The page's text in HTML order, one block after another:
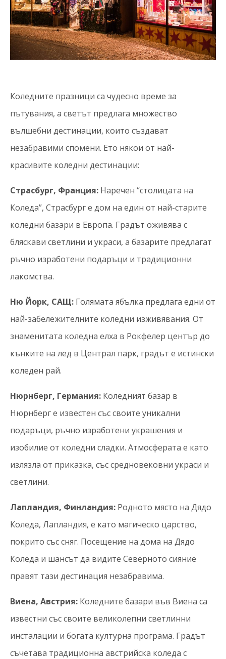
Коледните празници са чудесно време за
пътувания, а светът предлага множество
вълшебни дестинации, които създават
незабравими спомени. Ето някои от най-
красивите коледни дестинации:
Страсбург, Франция: Наречен “столицата на
Коледа”, Страсбург е дом на един от най-старите
коледни базари в Европа. Градът оживява с
бляскави светлини и украси, а базарите предлагат
ръчно изработени подаръци и традиционни
лакомства.
Ню Йорк, САЩ: Голямата ябълка предлага едни от
най-забележителните коледни изживявания. От
знаменитата коледна елха в Рокфелер център до
кънките на лед в Централ парк, градът е истински
коледен рай.
Нюрнберг, Германия: Коледният базар в
Нюрнберг е известен със своите уникални
подаръци, ръчно изработени украшения и
изобилие от коледни сладки. Атмосферата е като
излязла от приказка, със средновековни украси и
светлини.
Лапландия, Финландия: Родното място на Дядо
Коледа, Лапландия, е като магическо царство,
покрито със сняг. Посещение на дома на Дядо
Коледа и шансът да видите Северното сияние
правят тази дестинация незабравима.
Виена, Австрия: Коледните базари във Виена са
известни със своите великолепни светлинни
инсталации и богата културна програма. Градът
съчетава традиционна австрийска коледа с